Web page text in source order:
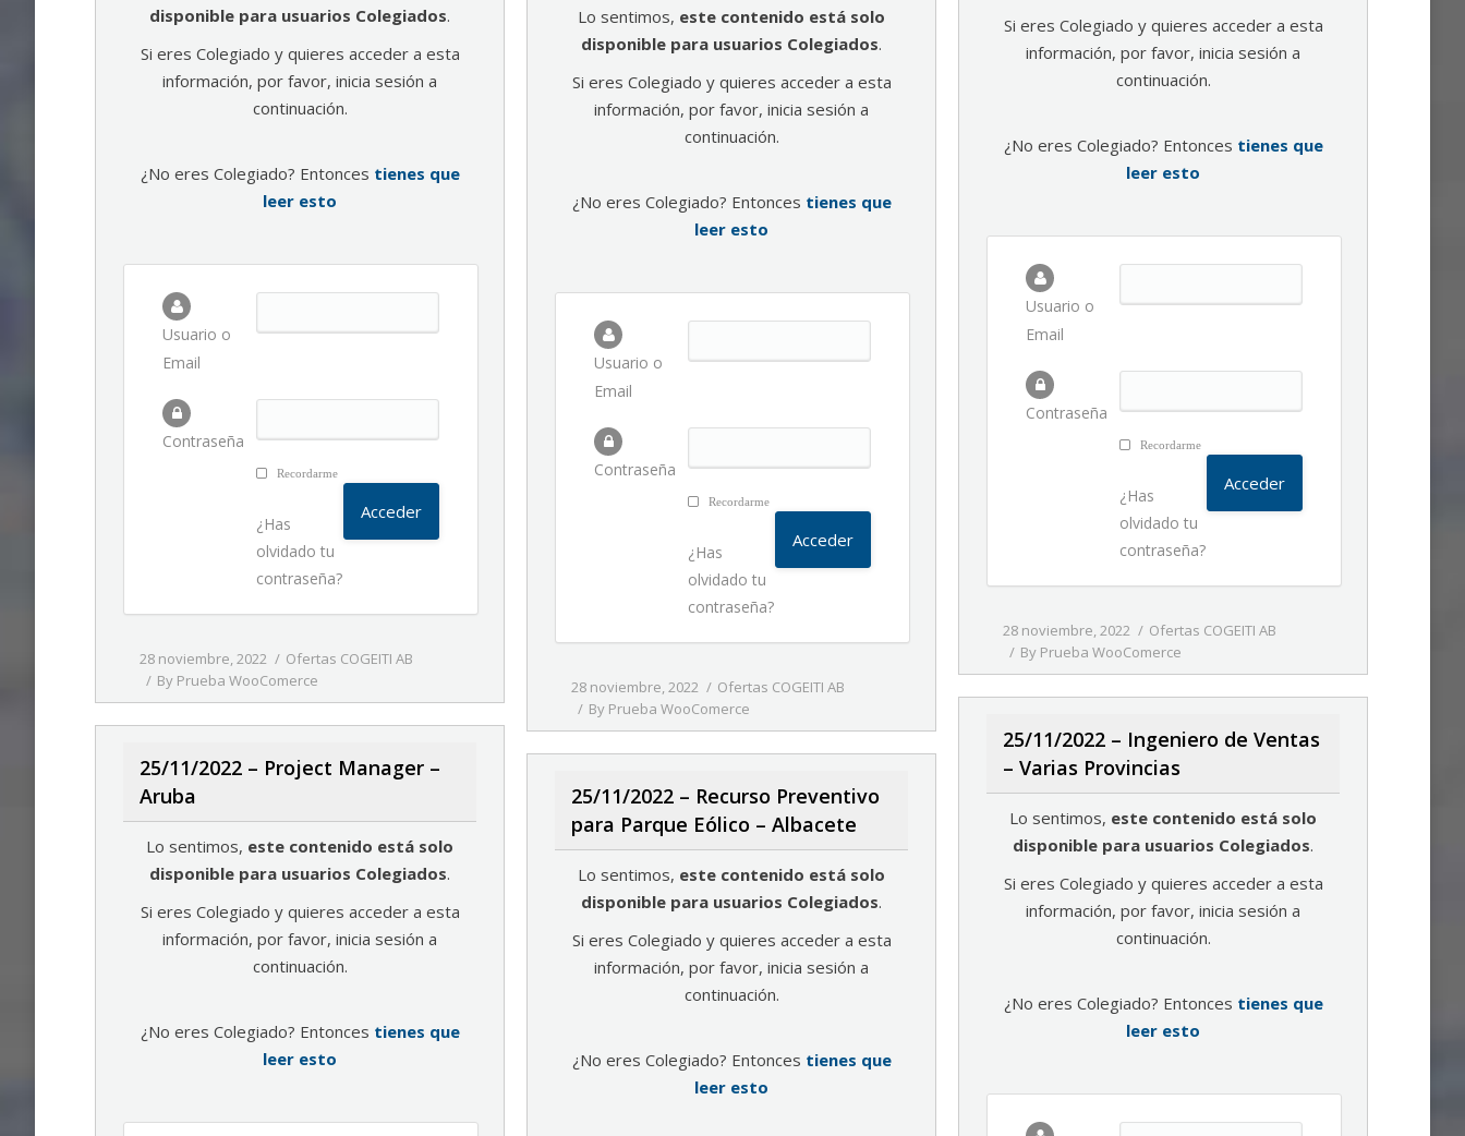
disponible para usuarios Colegiados.
Si eres Colegiado y quieres acceder a esta
información, por favor, inicia sesión a
continuación.
¿No eres Colegiado? Entonces tienes que
leer esto
Usuario o
Email
Contraseña
Recordarme
¿Has
olvidado tu
contraseña?
28 noviembre, 2022
Ofertas COGEITI AB
By Prueba WooComerce
Lo sentimos, este contenido está solo
disponible para usuarios Colegiados.
Si eres Colegiado y quieres acceder a esta
información, por favor, inicia sesión a
continuación.
¿No eres Colegiado? Entonces tienes que
leer esto
Usuario o
Email
Contraseña
Recordarme
¿Has
olvidado tu
contraseña?
28 noviembre, 2022
Ofertas COGEITI AB
By Prueba WooComerce
Si eres Colegiado y quieres acceder a esta
información, por favor, inicia sesión a
continuación.
¿No eres Colegiado? Entonces tienes que
leer esto
Usuario o
Email
Contraseña
Recordarme
¿Has
olvidado tu
contraseña?
28 noviembre, 2022
Ofertas COGEITI AB
By Prueba WooComerce
25/11/2022 – Ingeniero de Ventas
– Varias Provincias
Lo sentimos, este contenido está solo
disponible para usuarios Colegiados.
Si eres Colegiado y quieres acceder a esta
información, por favor, inicia sesión a
continuación.
¿No eres Colegiado? Entonces tienes que
leer esto
25/11/2022 – Project Manager –
Aruba
Lo sentimos, este contenido está solo
disponible para usuarios Colegiados.
Si eres Colegiado y quieres acceder a esta
información, por favor, inicia sesión a
continuación.
¿No eres Colegiado? Entonces tienes que
leer esto
25/11/2022 – Recurso Preventivo
para Parque Eólico – Albacete
Lo sentimos, este contenido está solo
disponible para usuarios Colegiados.
Si eres Colegiado y quieres acceder a esta
información, por favor, inicia sesión a
continuación.
¿No eres Colegiado? Entonces tienes que
leer esto